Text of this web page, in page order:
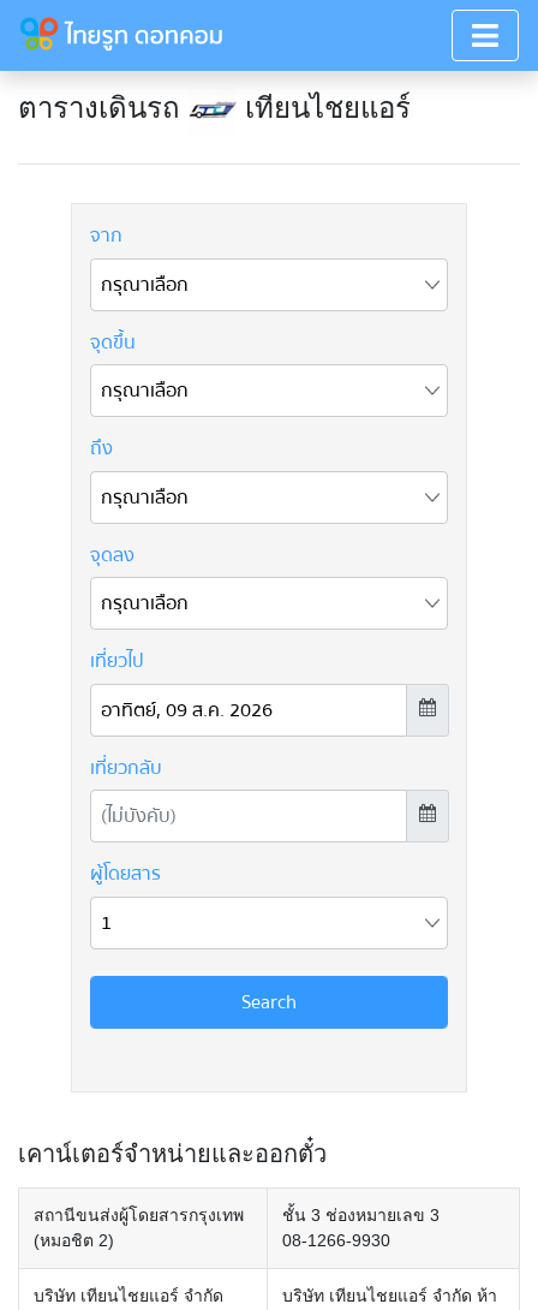
ตารางเดินรถ เทียนไชยแอร์
เคาน์เตอร์จำหน่ายและออกตั๋ว
สถานีขนส่งผู้โดยสารกรุงเทพ
(หมอชิต 2)
ชั้น 3 ช่องหมายเลข 3
08-1266-9930
บริษัท เทียนไชยแอร์ จำกัด
บริษัท เทียนไชยแอร์ จำกัด ห้า